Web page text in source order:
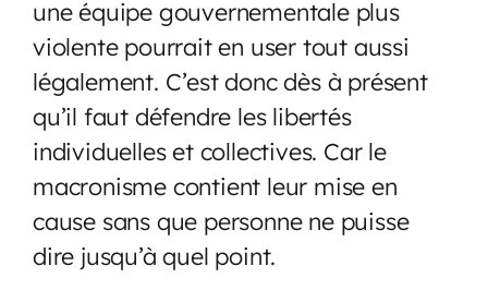
une équipe gouvernementale plus
violente pourrait en user tout aussi
légalement. C’est donc dès à présent
qu’il faut défendre les libertés
individuelles et collectives. Car le
macronisme contient leur mise en
cause sans que personne ne puisse
dire jusqu’à quel point.